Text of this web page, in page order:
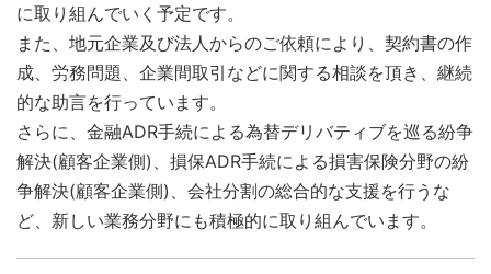
に取り組んでいく予定です。
また、地元企業及び法人からのご依頼により、契約書の作
成、労務問題、企業間取引などに関する相談を頂き、継続
的な助言を行っています。
さらに、金融ADR手続による為替デリバティブを巡る紛争
解決(顧客企業側)、損保ADR手続による損害保険分野の紛
争解決(顧客企業側)、会社分割の総合的な支援を行うな
ど、新しい業務分野にも積極的に取り組んでいます。